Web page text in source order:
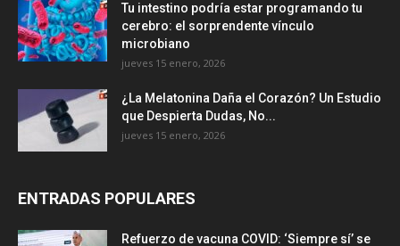
Tu intestino podría estar programando tu
cerebro: el sorprendente vínculo
microbiano
jueves 15 enero, 2026
¿La Melatonina Daña el Corazón? Un Estudio
que Despierta Dudas, No...
jueves 15 enero, 2026
ENTRADAS POPULARES
Refuerzo de vacuna COVID: ‘Siempre sí’ se